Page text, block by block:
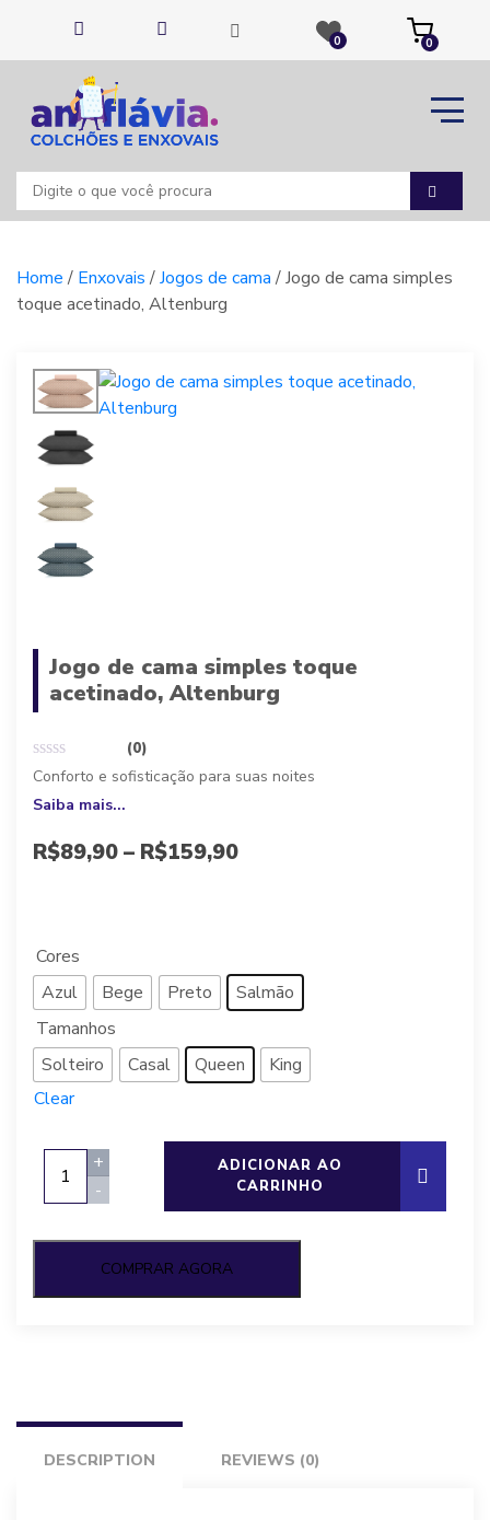
0 0
Home/ Enxovais/Jogos de cama/ Jogo de cama simples
toque acetinado, Altenburg
Jogo de cama simples toque
acetinado, Altenburg
(0)
Conforto e sofisticação para suas noites
Saiba mais...
R$89,90– R$159,90
Cores
Azul
Bege Preto
Salmão
Tamanhos
Solteiro
Casal Queen
King
Clear
simples
acetinado,
+
-
ADICIONAR AO
CARRINHO
COMPRAR AGORA
DESCRIPTION REVIEWS (0)